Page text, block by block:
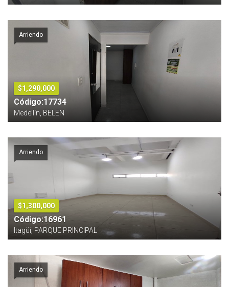
Arriendo
$1,290,000
Código:17734
Medellín, BELEN
Arriendo
$1,300,000
Código:16961
Itagüí, PARQUE PRINCIPAL
Arriendo